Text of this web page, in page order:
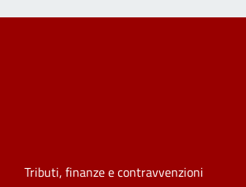
Tributi, finanze e contravvenzioni